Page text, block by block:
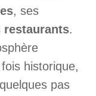
, ses
restaurants.
historique,
pas